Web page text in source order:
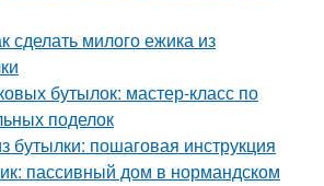
сделать милого ежика из
бутылок: мастер-класс по
поделок
бутылки: пошаговая инструкция
пассивный дом в нормандском